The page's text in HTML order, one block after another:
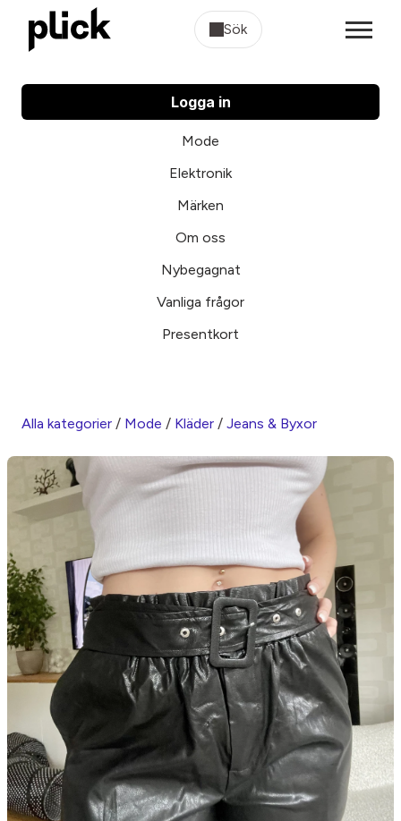
Sök
Logga in
Mode
Elektronik
Märken
Om oss
Nybegagnat
Vanliga frågor
Presentkort
Alla kategorier / Mode / Kläder / Jeans & Byxor